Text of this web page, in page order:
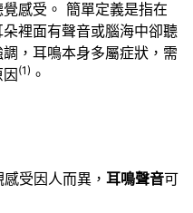
感受。 簡單定義是指在
裡面有聲音或腦海中卻聽
，耳鳴本身多屬症狀，需
(1) 。
受因人而異， 耳鳴聲音可